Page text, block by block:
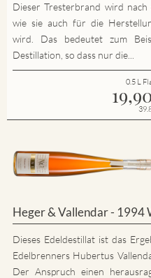
Dieser Tresterbrand wird nach
wie sie auch für die
wird. Das bedeutet zum
Destillation, so dass nur die...
0.5 L
Heger & Vallendar - 1994
Dieses Edeldestillat ist das
Edelbrenners Hubertus
Der Anspruch einen